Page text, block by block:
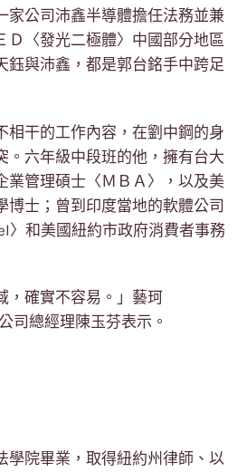
家公司沛鑫半導體擔任法務並兼
Ｄ〈發光二極體〉中國部分地區
鈺與沛鑫，都是郭台銘手中跨足
相干的工作內容，在劉中鋼的身
。六年級中段班的他，擁有台大
業管理碩士〈ＭＢＡ〉，以及美
博士；曾到印度當地的軟體公司
〉和美國紐約市政府消費者事務
，確實不容易。」藝珂
司總經理陳玉芬表示。
學院畢業，取得紐約州律師、以